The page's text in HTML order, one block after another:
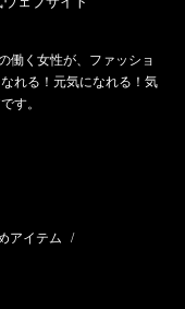
働く女性が、ファッショ
れる！元気になれる！気
す。
アイテム /